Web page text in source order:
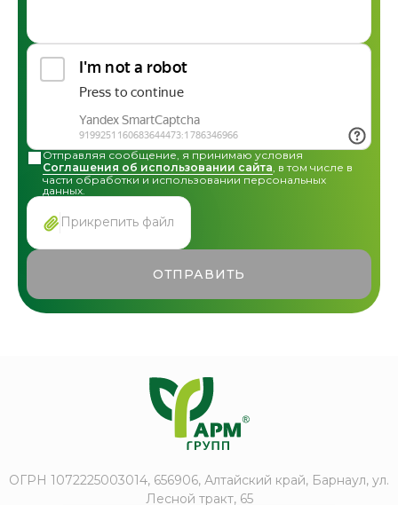
Отправляя сообщение, я принимаю условия
Соглашения об использовании сайта, в том числе в
части обработки и использовании персональных
данных.
Прикрепить файл
ОТПРАВИТЬ
ОГРН 1072225003014, 656906, Алтайский край, Барнаул, ул.
Лесной тракт, 65